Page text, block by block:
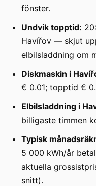
fönster.
Undvik topptid:
Havířov — skjut
elbilsladdning om
Diskmaskin i
€ 0.01; topptid €
Elbilsladdning i
billigaste timmen
Typisk
5 000 kWh/år
aktuella
snitt).